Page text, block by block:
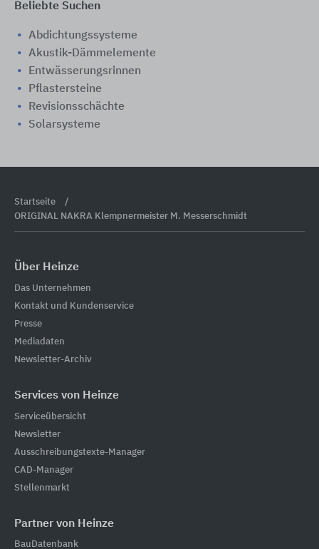
Beliebte Suchen
Abdichtungssysteme
Akustik-Dämmelemente
Entwässerungsrinnen
Pflastersteine
Revisionsschächte
Solarsysteme
Startseite
ORIGINAL NAKRA Klempnermeister M. Messerschmidt
Über Heinze
Das Unternehmen
Kontakt und Kundenservice
Presse
Mediadaten
Newsletter-Archiv
Services von Heinze
Serviceübersicht
Newsletter
Ausschreibungstexte-Manager
CAD-Manager
Stellenmarkt
Partner von Heinze
BauDatenbank